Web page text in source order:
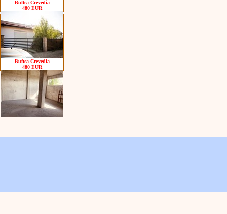
Buftea Crevedia
480 EUR
Buftea Crevedia
480 EUR